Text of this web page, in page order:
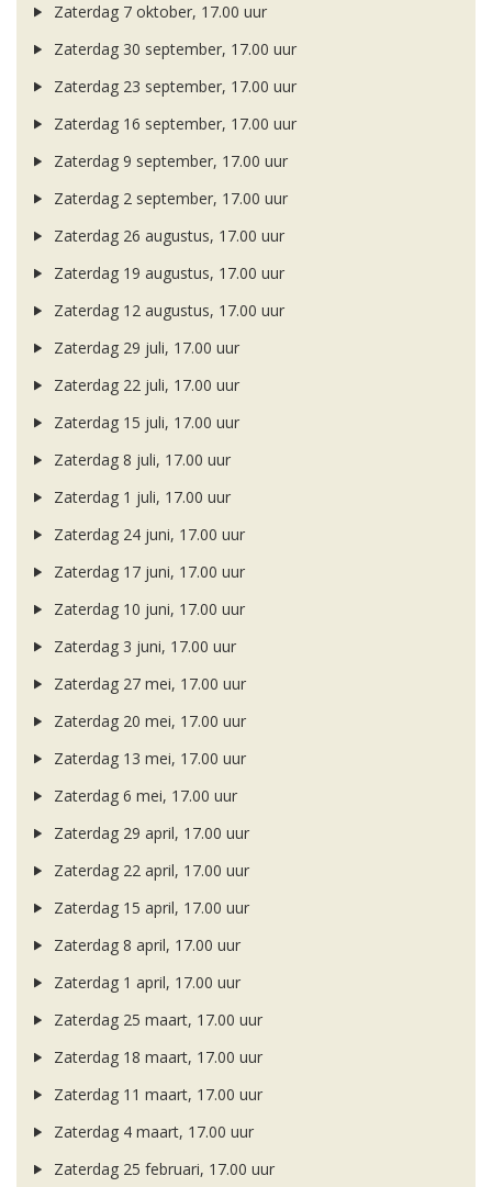
Zaterdag 7 oktober, 17.00 uur
Zaterdag 30 september, 17.00 uur
Zaterdag 23 september, 17.00 uur
Zaterdag 16 september, 17.00 uur
Zaterdag 9 september, 17.00 uur
Zaterdag 2 september, 17.00 uur
Zaterdag 26 augustus, 17.00 uur
Zaterdag 19 augustus, 17.00 uur
Zaterdag 12 augustus, 17.00 uur
Zaterdag 29 juli, 17.00 uur
Zaterdag 22 juli, 17.00 uur
Zaterdag 15 juli, 17.00 uur
Zaterdag 8 juli, 17.00 uur
Zaterdag 1 juli, 17.00 uur
Zaterdag 24 juni, 17.00 uur
Zaterdag 17 juni, 17.00 uur
Zaterdag 10 juni, 17.00 uur
Zaterdag 3 juni, 17.00 uur
Zaterdag 27 mei, 17.00 uur
Zaterdag 20 mei, 17.00 uur
Zaterdag 13 mei, 17.00 uur
Zaterdag 6 mei, 17.00 uur
Zaterdag 29 april, 17.00 uur
Zaterdag 22 april, 17.00 uur
Zaterdag 15 april, 17.00 uur
Zaterdag 8 april, 17.00 uur
Zaterdag 1 april, 17.00 uur
Zaterdag 25 maart, 17.00 uur
Zaterdag 18 maart, 17.00 uur
Zaterdag 11 maart, 17.00 uur
Zaterdag 4 maart, 17.00 uur
Zaterdag 25 februari, 17.00 uur